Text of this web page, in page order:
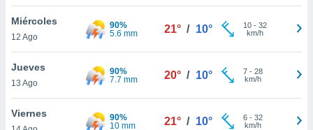
cookies
aceptar
Miércoles
12 Ago
90%
5.6 mm
21° / 10° 10- 32
km/h
Jueves
13 Ago
90%
7.7 mm
20° / 10° 7- 28
km/h
Viernes
90%
10 mm
21° / 10° 6- 32
km/h